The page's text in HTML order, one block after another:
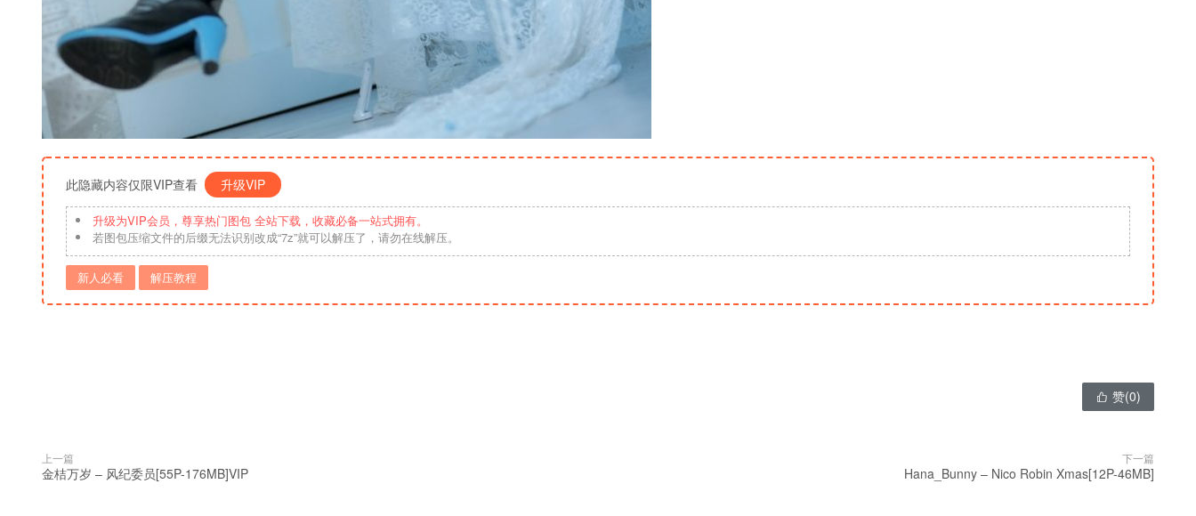
此隐藏内容仅限VIP查看 升级VIP
升级为VIP会员，尊享热门图包 全站下载，收藏必备一站式拥有。
若图包压缩文件的后缀无法识别改成“7z”就可以解压了，请勿在线解压。
新人必看 解压教程
 赞(0)
上一篇
金桔万岁 – 风纪委员[55P-176MB]VIP
下一篇
Hana_Bunny – Nico Robin Xmas[12P-46MB]